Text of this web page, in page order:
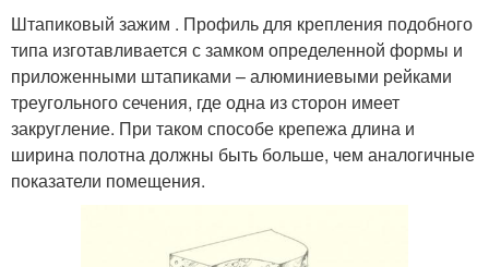
Штапиковый зажим . Профиль для крепления подобного
типа изготавливается с замком определенной формы и
приложенными штапиками – алюминиевыми рейками
треугольного сечения, где одна из сторон имеет
закругление. При таком способе крепежа длина и
ширина полотна должны быть больше, чем аналогичные
показатели помещения.